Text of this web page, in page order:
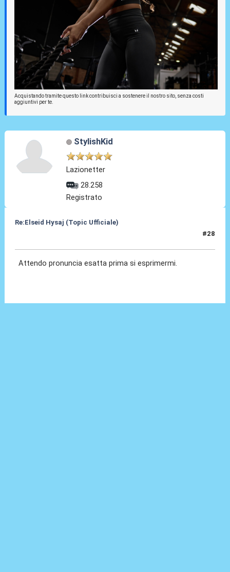
Acquistando tramite questo link contribuisci a sostenere il nostro sito, senza costi
aggiuntivi per te.
StylishKid
Lazionetter
28.258
Registrato
Re:Elseid Hysaj (Topic Ufficiale)
#28
Attendo pronuncia esatta prima si esprimermi.